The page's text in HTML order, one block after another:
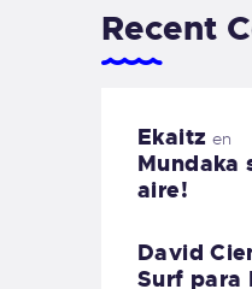
Recent
Ekaitz en
Mundaka
aire!
David
Surf para